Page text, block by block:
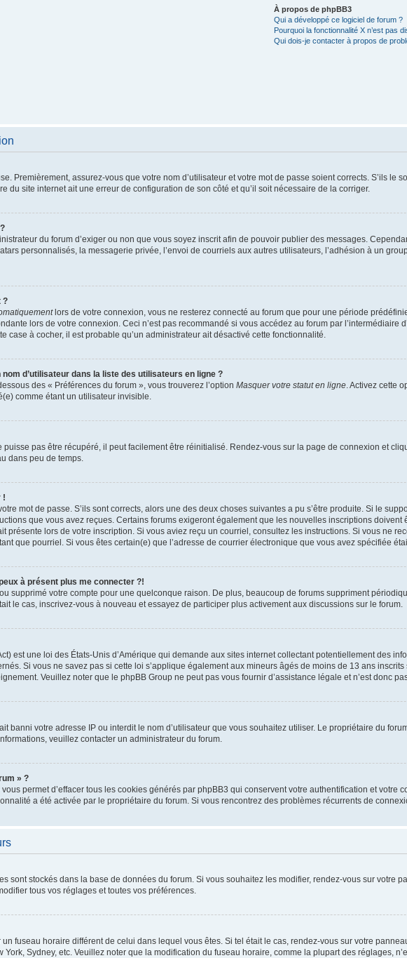
À propos de phpBB3
Qui a développé ce logiciel de forum ?
Pourquoi la fonctionnalité X n’est pas
Qui dois-je contacter à propos de
Premièrement, assurez-vous que votre nom d’utilisateur et votre mot de passe soient corrects. S’ils
du site internet ait une erreur de configuration de son côté et qu’il soit nécessaire de la corriger.
du forum d’exiger ou non que vous soyez inscrit afin de pouvoir publier des messages.
personnalisés, la messagerie privée, l’envoi de courriels aux autres utilisateurs, l’adhésion à un
?
lors de votre connexion, vous ne resterez connecté au forum que pour une période
lors de votre connexion. Ceci n’est pas recommandé si vous accédez au forum par
case à cocher, il est probable qu’un administrateur ait désactivé cette fonctionnalité.
d’utilisateur dans la liste des utilisateurs en ligne ?
des « Préférences du forum », vous trouverez l’option Masquer votre statut en ligne. Activez cette
comme étant un utilisateur invisible.
puisse pas être récupéré, il peut facilement être réinitialisé. Rendez-vous sur la page de connexion et
dans peu de temps.
!
mot de passe. S’ils sont corrects, alors une des deux choses suivantes a pu s’être produite. Si le
que vous avez reçues. Certains forums exigeront également que les nouvelles inscriptions
présente lors de votre inscription. Si vous aviez reçu un courriel, consultez les instructions. Si vous ne
que pourriel. Si vous êtes certain(e) que l’adresse de courrier électronique que vous avez spécifiée
à présent plus me connecter ?!
supprimé votre compte pour une quelconque raison. De plus, beaucoup de forums suppriment
le cas, inscrivez-vous à nouveau et essayez de participer plus activement aux discussions sur le forum.
est une loi des États-Unis d’Amérique qui demande aux sites internet collectant potentiellement des
Si vous ne savez pas si cette loi s’applique également aux mineurs âgés de moins de 13 ans
Veuillez noter que le phpBB Group ne peut pas vous fournir d’assistance légale et n’est donc
banni votre adresse IP ou interdit le nom d’utilisateur que vous souhaitez utiliser. Le propriétaire du
veuillez contacter un administrateur du forum.
» ?
permet d’effacer tous les cookies générés par phpBB3 qui conservent votre authentification et
a été activée par le propriétaire du forum. Si vous rencontrez des problèmes récurrents de
sont stockés dans la base de données du forum. Si vous souhaitez les modifier, rendez-vous sur votre
tous vos réglages et toutes vos préférences.
un fuseau horaire différent de celui dans lequel vous êtes. Si tel était le cas, rendez-vous sur votre
Sydney, etc. Veuillez noter que la modification du fuseau horaire, comme la plupart des réglages,